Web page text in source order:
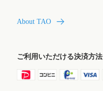
About TAO
ご利用いただける決済方法